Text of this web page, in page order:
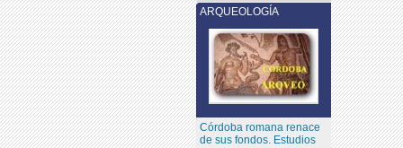
ARQUEOLOGÍA
Córdoba romana renace
de sus fondos. Estudios